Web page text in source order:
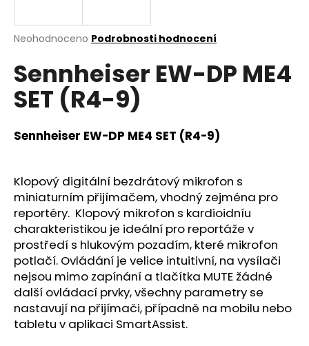
Průměrné
produktu
je
0,0
z
hvězdiček.
Neohodnoceno Podrobnosti hodnocení
Sennheiser EW-DP ME4
SET (R4-9)
Sennheiser EW-DP ME4 SET (R4-9)
Klopový digitální bezdrátový mikrofon s
miniaturním přijímačem, vhodný zejména pro
reportéry. Klopový mikrofon s kardioidníu
charakteristikou je ideální pro reportáže v
prostředí s hlukovým pozadím, které mikrofon
potlačí. Ovládání je velice intuitivní, na vysílači
nejsou mimo zapínání a tlačítka MUTE žádné
další ovládací prvky, všechny parametry se
nastavují na přijímači, případně na mobilu nebo
tabletu v aplikaci SmartAssist.
j
t
?
D
o
p
o
r
u
č
u